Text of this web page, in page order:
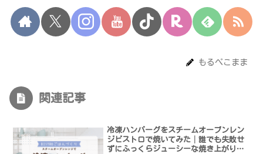
もるぺこまま
関連記事
冷凍ハンバーグをスチームオーブンレン
ジビストロで焼いてみた│誰でも失敗せ
ずにふっくらジューシーな焼き上がりに